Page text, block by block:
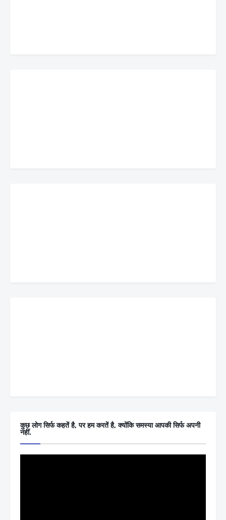
कुछ लोग सिर्फ कहतें है, पर हम करतें है, क्योंकि समस्या आपकी सिर्फ अपनी
नहीं.